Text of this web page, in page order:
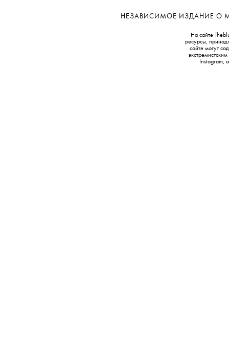
НЕЗАВИСИМОЕ ИЗДАНИЕ О
На сайте
ресурсы,
сайте могут
Instagram,